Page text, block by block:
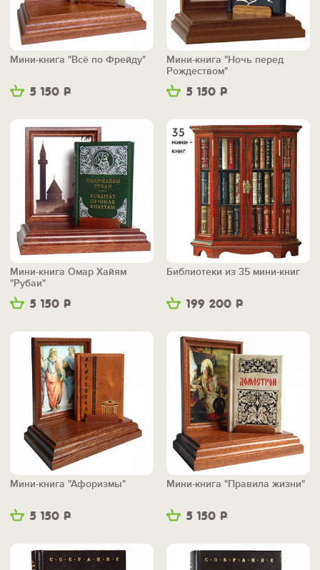
5 150 Р
Мини-книга "Всё по Фрейду"
5 150 Р
Мини-книга "Ночь перед
Рождеством"
5 150 Р
Мини-книга Омар Хайям
"Рубаи"
199 200 Р
Библиотеки из 35 мини-книг
5 150 Р
Мини-книга "Афоризмы"
5 150 Р
Мини-книга "Правила жизни"